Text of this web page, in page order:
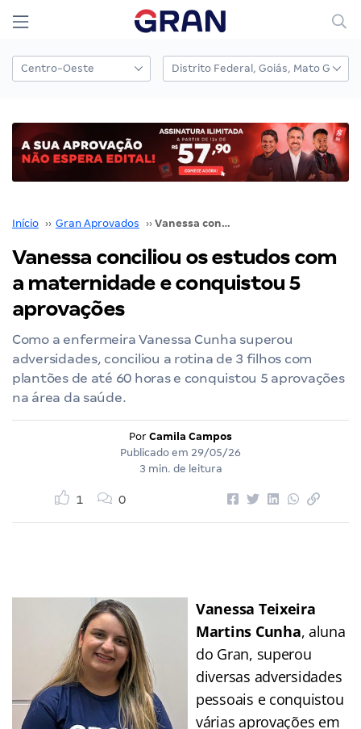
Início ›› Gran Aprovados ›› Vanessa conciliou os estudos com a maternidade e conquistou 5 aprovações
Vanessa conciliou os estudos com
a maternidade e conquistou 5
aprovações
Como a enfermeira Vanessa Cunha superou
adversidades, conciliou a rotina de 3 filhos com
plantões de até 60 horas e conquistou 5 aprovações
na área da saúde.
Por Camila Campos
Publicado em 29/05/26
3 min. de leitura
1 0
Vanessa Teixeira
Martins Cunha, aluna
do Gran, superou
diversas adversidades
pessoais e conquistou
várias aprovações em